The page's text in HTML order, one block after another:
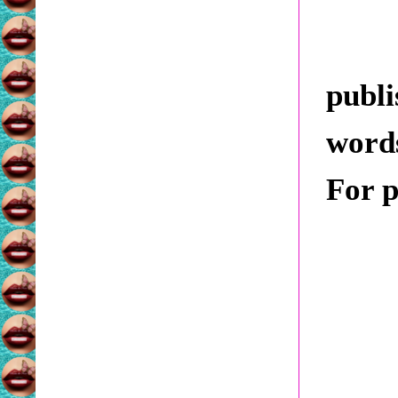
For